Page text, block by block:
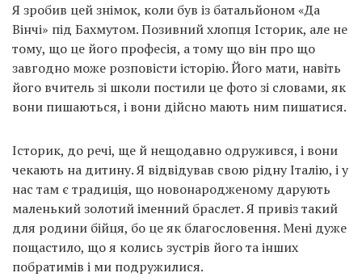
Я зробив цей знімок, коли був із батальйоном «Да
Вінчі» під Бахмутом. Позивний хлопця Історик, але не
тому, що це його професія, а тому що він про що
завгодно може розповісти історію. Його мати, навіть
його вчитель зі школи постили це фото зі словами, як
вони пишаються, і вони дійсно мають ним пишатися.
Історик, до речі, ще й нещодавно одружився, і вони
чекають на дитину. Я відвідував свою рідну Італію, і у
нас там є традиція, що новонародженому дарують
маленький золотий іменний браслет. Я привіз такий
для родини бійця, бо це як благословення. Мені дуже
пощастило, що я колись зустрів його та інших
побратимів і ми подружилися.